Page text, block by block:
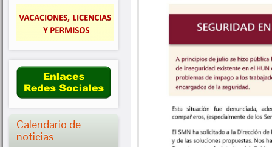
Calendario de
noticias